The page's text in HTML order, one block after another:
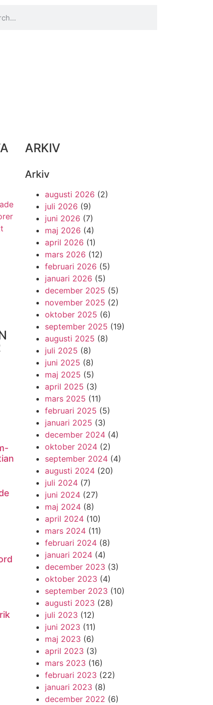
ARKIV
Arkiv
augusti 2026 (2)
juli 2026 (9)
juni 2026 (7)
maj 2026 (4)
april 2026 (1)
mars 2026 (12)
februari 2026 (5)
januari 2026 (5)
december 2025 (5)
november 2025 (2)
oktober 2025 (6)
september 2025 (19)
augusti 2025 (8)
juli 2025 (8)
juni 2025 (8)
maj 2025 (5)
april 2025 (3)
mars 2025 (11)
februari 2025 (5)
januari 2025 (3)
december 2024 (4)
oktober 2024 (2)
september 2024 (4)
augusti 2024 (20)
juli 2024 (7)
juni 2024 (27)
maj 2024 (8)
april 2024 (10)
mars 2024 (11)
februari 2024 (8)
januari 2024 (4)
december 2023 (3)
oktober 2023 (4)
september 2023 (10)
augusti 2023 (28)
juli 2023 (12)
juni 2023 (11)
maj 2023 (6)
april 2023 (3)
mars 2023 (16)
februari 2023 (22)
januari 2023 (8)
december 2022 (6)